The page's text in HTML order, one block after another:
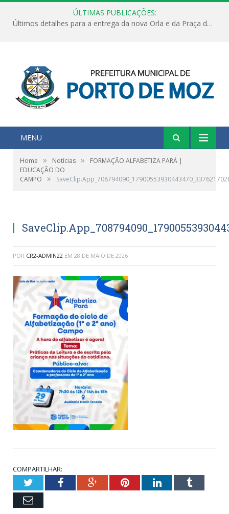
ÚLTIMAS PUBLICAÇÕES:
Últimos detalhes para a entrega da nova Orla e da Praça do Praião
MENU
Home » Notícias »
FORMAÇÃO ALFABETIZA PARÁ |
EDUCAÇÃO DO
CAMPO
»
POR CR2-ADMIN22 EM 28 DE MAIO DE 2026
COMPARTILHAR:
TwitterFacebookGoogle+PinterestLinkedInTumblr
Email